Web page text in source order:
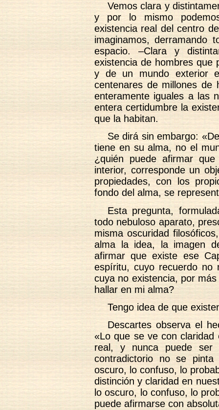
Vemos clara y
y por lo mismo
existencia real del centro
imaginamos, derramando
espacio. –Clara y
existencia de hombres que
y de un mundo exterior
centenares de millones de
enteramente iguales a las
entera certidumbre la
que la habitan.
Se dirá sin embargo:
tiene en su alma, no el
¿quién puede afirmar
interior, corresponde un
propiedades, con los
fondo del alma, se
Esta pregunta,
todo nebuloso aparato,
misma oscuridad
alma la idea, la imagen
afirmar que existe ese
espíritu, cuyo recuerdo
cuya no existencia, por
hallar en mi alma?
Tengo idea de que
Descartes observa el
«Lo que se ve con
real, y nunca puede ser
contradictorio no se
oscuro, lo confuso, lo
distinción y claridad en
lo oscuro, lo confuso, lo
puede afirmarse con